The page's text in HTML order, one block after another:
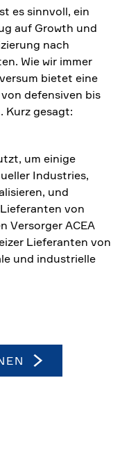
es sinnvoll, ein
auf Growth und
nach
Wie wir immer
bietet eine
defen­siven bis
Kurz gesagt:
um einige
Industries,
und
von
Versorger ACEA
Liefe­ranten von
und industri­elle